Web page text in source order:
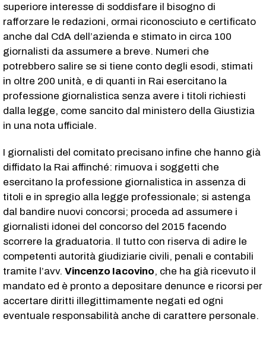
superiore interesse di soddisfare il bisogno di
rafforzare le redazioni, ormai riconosciuto e certificato
anche dal CdA dell’azienda e stimato in circa 100
giornalisti da assumere a breve. Numeri che
potrebbero salire se si tiene conto degli esodi, stimati
in oltre 200 unità, e di quanti in Rai esercitano la
professione giornalistica senza avere i titoli richiesti
dalla legge, come sancito dal ministero della Giustizia
in una nota ufficiale.
I giornalisti del comitato precisano infine che hanno già
diffidato la Rai affinché: rimuova i soggetti che
esercitano la professione giornalistica in assenza di
titoli e in spregio alla legge professionale; si astenga
dal bandire nuovi concorsi; proceda ad assumere i
giornalisti idonei del concorso del 2015 facendo
scorrere la graduatoria. Il tutto con riserva di adire le
competenti autorità giudiziarie civili, penali e contabili
tramite l’avv. Vincenzo Iacovino, che ha già ricevuto il
mandato ed è pronto a depositare denunce e ricorsi per
accertare diritti illegittimamente negati ed ogni
eventuale responsabilità anche di carattere personale.